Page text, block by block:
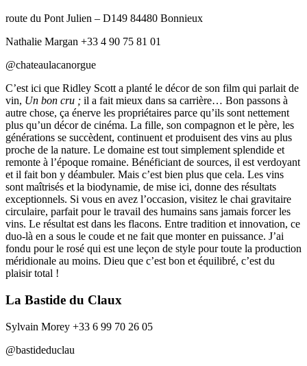
route du Pont Julien – D149 84480 Bonnieux
Nathalie Margan +33 4 90 75 81 01
@chateaulacanorgue
C’est ici que Ridley Scott a planté le décor de son film qui parlait de
vin, Un bon cru ; il a fait mieux dans sa carrière… Bon passons à
autre chose, ça énerve les propriétaires parce qu’ils sont nettement
plus qu’un décor de cinéma. La fille, son compagnon et le père, les
générations se succèdent, continuent et produisent des vins au plus
proche de la nature. Le domaine est tout simplement splendide et
remonte à l’époque romaine. Bénéficiant de sources, il est verdoyant
et il fait bon y déambuler. Mais c’est bien plus que cela. Les vins
sont maîtrisés et la biodynamie, de mise ici, donne des résultats
exceptionnels. Si vous en avez l’occasion, visitez le chai gravitaire
circulaire, parfait pour le travail des humains sans jamais forcer les
vins. Le résultat est dans les flacons. Entre tradition et innovation, ce
duo-là en a sous le coude et ne fait que monter en puissance. J’ai
fondu pour le rosé qui est une leçon de style pour toute la production
méridionale au moins. Dieu que c’est bon et équilibré, c’est du
plaisir total !
La Bastide du Claux
Sylvain Morey +33 6 99 70 26 05
@bastideduclau